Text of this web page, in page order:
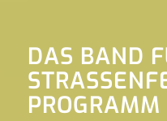
DAS BAND
ROGRAMM